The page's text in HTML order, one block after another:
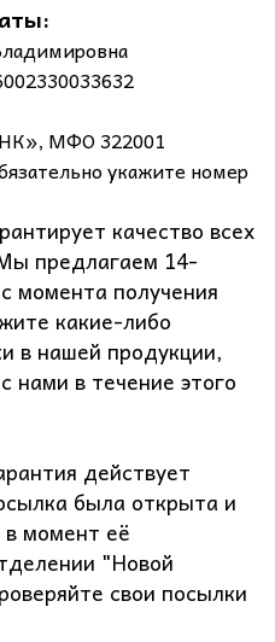
МФО 322001
укажите номер
качество всех
предлагаем 14-
момента получения
какие-либо
в нашей продукции,
нами в течение этого
действует
была открыта и
момент её
"Новой
свои посылки